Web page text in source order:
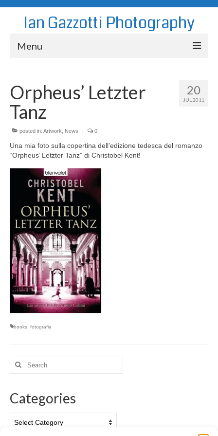
Ian Gazzotti Photography
Menu
Blog
Portfolio
About
Contact
20
JUL 2011
Orpheus’ Letzter
Tanz
posted in: Artwork News | 0
Una mia foto sulla copertina dell’edizione tedesca del romanzo
“Orpheus’ Letzter Tanz” di Christobel Kent!
books fotografia
Search
Categories